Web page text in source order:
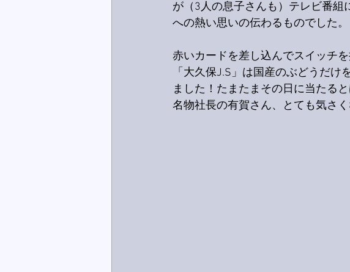
が（3人の息子さんも）テレビ番組
への熱い思いの伝わるものでした。
赤いカードを差し込んでスイッチ
「大久保J.S」は国産のぶどうだ
ました！たまたまその日に当たる
名物社長の有賀さん、とても気さ